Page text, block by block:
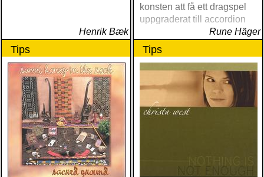
Henrik Bæk
konsten att få ett dragspel
uppgraderat till accordion
Rune Häger
Tips Tips